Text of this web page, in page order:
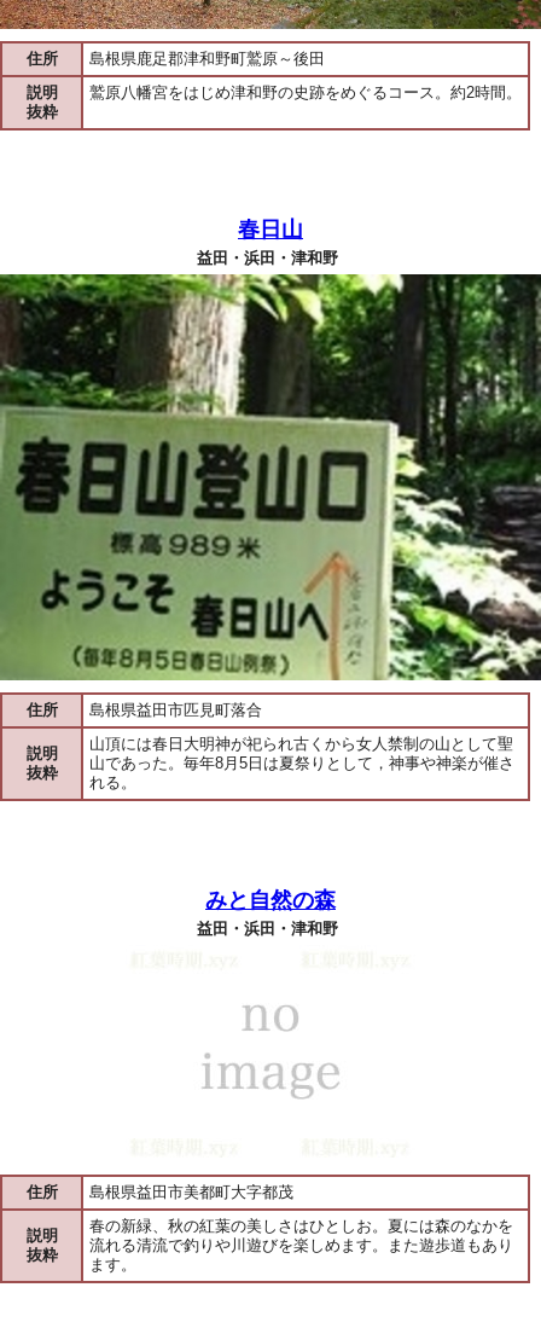
住所
島根県鹿足郡津和野町鷲原～後田
説明
抜粋
鷲原八幡宮をはじめ津和野の史跡をめぐるコース。約2時間。
春日山
益田・浜田・津和野
住所 島根県益田市匹見町落合
説明
抜粋
山頂には春日大明神が祀られ古くから女人禁制の山として聖
山であった。毎年8月5日は夏祭りとして，神事や神楽が催さ
れる。
みと自然の森
益田・浜田・津和野
住所 島根県益田市美都町大字都茂
説明
抜粋
春の新緑、秋の紅葉の美しさはひとしお。夏には森のなかを
流れる清流で釣りや川遊びを楽しめます。また遊歩道もあり
ます。